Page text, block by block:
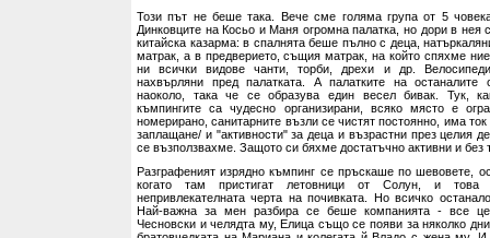
Този път не беше така. Вече сме голяма група от 5
Динковците на Косьо и Маня огромна палатка, но дори в нея
китайска казарма: в спалнята беше пълно с деца,
матрак, а в предверието, същия матрак, на който спяхме
ни всички видове чанти, торби, дрехи и др.
нахвърляни пред палатката. А палатките на останалите
наоколо, така че се образува един весел бивак. Тук,
къмпингите са чудесно организирани, всяко място е
номерирано, санитарните възли се чистят постоянно, има
заплащане/ и "активности" за деца и възрастни през целия
се възползвахме. Защото си бяхме достатъчно активни и без
Разграфеният изрядно къмпинг се пръскаше по шевовете,
когато там пристигат летовници от Солун, и
непривлекателната черта на почивката. Но всичко
Най-важна за мен разбира се беше компанията - все
Чесновски и челядта му, Елица също се появи за няколко